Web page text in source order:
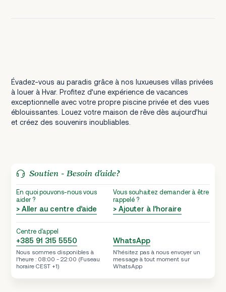
Évadez-vous au paradis grâce à nos luxueuses villas privées
à louer à Hvar. Profitez d’une expérience de vacances
exceptionnelle avec votre propre piscine privée et des vues
éblouissantes. Louez votre maison de rêve dès aujourd’hui
et créez des souvenirs inoubliables.
Soutien - Besoin d’aide?
En quoi pouvons-nous vous
aider ?
> Aller au centre d’aide
Vous souhaitez demander à être
rappelé ?
> Ajouter à l’horaire
Centre d'appel
+385 91 315 5550
Nous sommes disponibles à
l’heure : 08:00 - 22:00 (Fuseau
horaire CEST +1)
WhatsApp
N’hésitez pas à nous envoyer un
message à tout moment sur
WhatsApp